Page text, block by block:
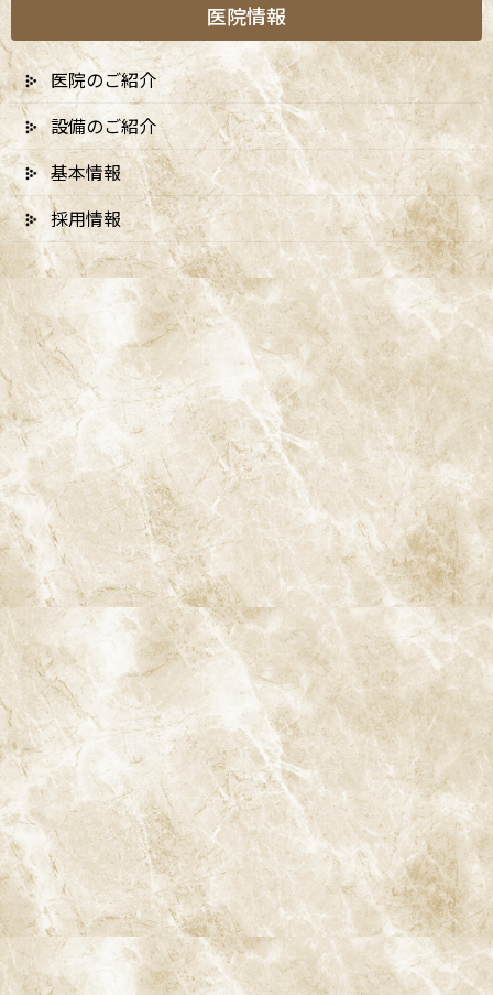
Access
阿佐ヶ谷ことぶき歯科・矯正歯科
阿佐ヶ谷の歯医者「阿佐ヶ谷ことぶき歯科・矯正歯科」は、JR中
央線(快速)「阿佐ケ谷駅」徒歩0分 / JR中央/総武線「阿佐ケ谷駅」
徒歩0分 / 東京メトロ丸ノ内線「南阿佐ケ谷駅」徒歩8分の、駅す
ぐでとても通いやすい場所にある歯医者です。杉並区や中野区、新
宿、東京都内、隣接県や遠方からも患者様に来院頂きやすい環境
といえます。
〒166-0004 東京都杉並区阿佐谷南3-37-14 第二北原ビル3階
JR中央線(快速)「阿佐ケ谷駅」徒歩0分 / JR中央/総武線「阿佐ケ
谷駅」徒歩0分 / 東京メトロ丸ノ内線「南阿佐ケ谷駅」徒歩8分
TEL： 03-6915-1315
医院情報
医院のご紹介
設備のご紹介
基本情報
採用情報